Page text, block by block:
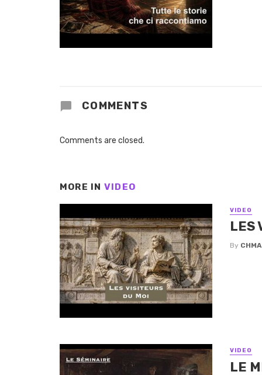
COMMENTS
Comments are closed.
MORE IN VIDEO
VIDEO
LES
By
VIDEO
LE